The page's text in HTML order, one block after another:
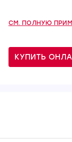
СМ. ПОЛНУЮ
КУПИТЬ